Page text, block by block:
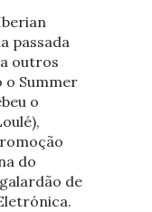
passada
outros
o Summer
o
do
de